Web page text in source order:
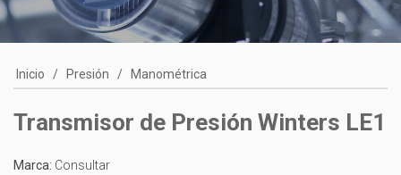
Inicio / Presión / Manométrica
Transmisor de Presión Winters LE1
Marca: Consultar